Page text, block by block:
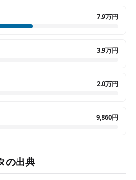
7.9万円
3.9万円
2.0万円
9,860円
の出典